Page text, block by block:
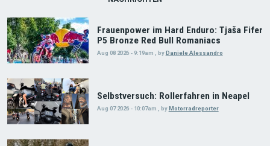
Frauenpower im Hard Enduro: Tjaša Fifer
P5 Bronze Red Bull Romaniacs
Aug 08 2026 - 9:19am byDaniele Alessandro
Selbstversuch: Rollerfahren in Neapel
Aug 07 2026 - 10:07am , byMotorradreporter